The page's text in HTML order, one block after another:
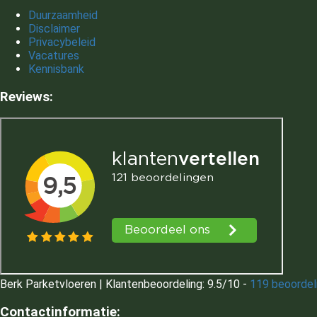
Duurzaamheid
Disclaimer
Privacybeleid
Vacatures
Kennisbank
Reviews:
Berk Parketvloeren Klantenbeoordeling: 9.5/10 - 119
Contactinformatie: